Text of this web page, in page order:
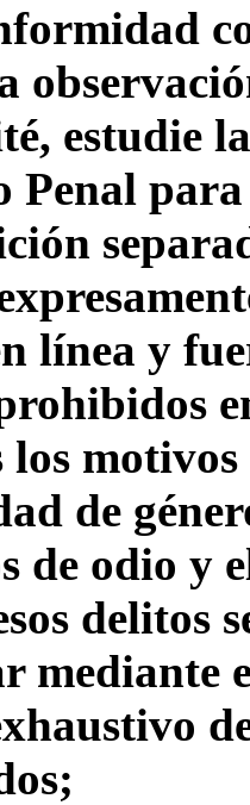
estudie
Penal
línea y
de
de odio y
delitos
mediante